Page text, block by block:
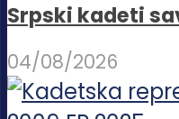
Srpski kadeti
04/08/2026